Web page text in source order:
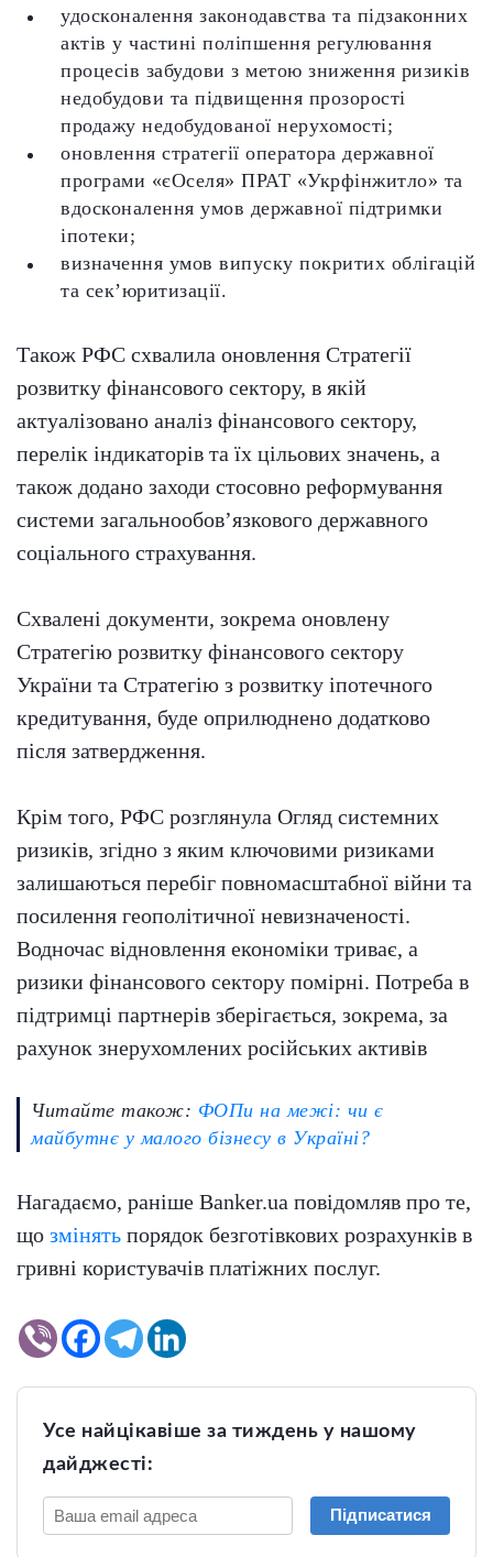
удосконалення законодавства та підзаконних
актів у частині поліпшення регулювання
процесів забудови з метою зниження ризиків
недобудови та підвищення прозорості
продажу недобудованої нерухомості;
оновлення стратегії оператора державної
програми «єОселя» ПРАТ «Укрфінжитло» та
вдосконалення умов державної підтримки
іпотеки;
визначення умов випуску покритих облігацій
та сек’юритизації.
Також РФС схвалила оновлення Стратегії
розвитку фінансового сектору, в якій
актуалізовано аналіз фінансового сектору,
перелік індикаторів та їх цільових значень, а
також додано заходи стосовно реформування
системи загальнообов’язкового державного
соціального страхування.
Схвалені документи, зокрема оновлену
Стратегію розвитку фінансового сектору
України та Стратегію з розвитку іпотечного
кредитування, буде оприлюднено додатково
після затвердження.
Крім того, РФС розглянула Огляд системних
ризиків, згідно з яким ключовими ризиками
залишаються перебіг повномасштабної війни та
посилення геополітичної невизначеності.
Водночас відновлення економіки триває, а
ризики фінансового сектору помірні. Потреба в
підтримці партнерів зберігається, зокрема, за
рахунок знерухомлених російських активів
Читайте також: ФОПи на межі: чи є
майбутнє у малого бізнесу в Україні?
Нагадаємо, раніше Banker.ua повідомляв про те,
що змінять порядок безготівкових розрахунків в
гривні користувачів платіжних послуг.
Усе найцікавіше за тиждень у нашому
дайджесті:
Підписатися